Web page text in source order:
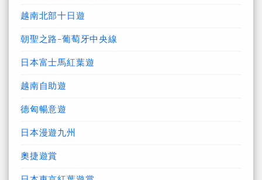
越南北部十日遊
朝聖之路-葡萄牙中央線
日本富士馬紅葉遊
越南自助遊
德匈暢意遊
日本漫遊九州
奧捷遊賞